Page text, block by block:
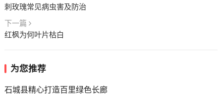
刺玫瑰常见病虫害及防治
下一篇
红枫为何叶片枯白
为您推荐
石城县精心打造百里绿色长廊